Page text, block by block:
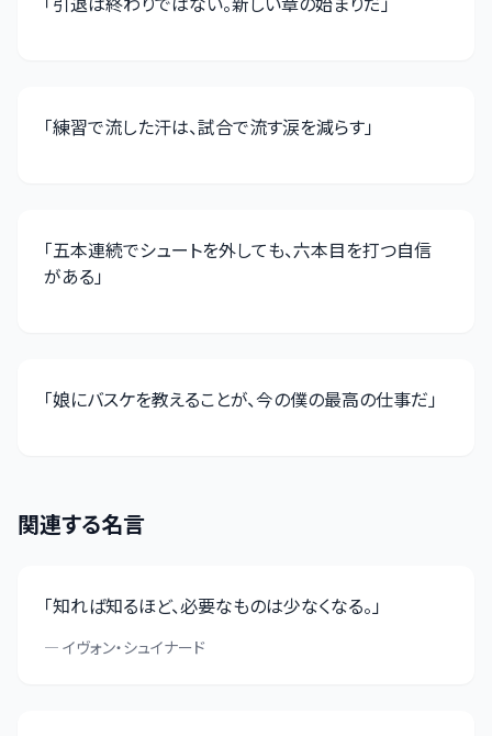
「練習で流した汗は、試合で流す涙を減らす」
「五本連続でシュートを外しても、六本目を打つ自信
がある」
「娘にバスケを教えることが、今の僕の最高の仕事だ」
関連する名言
「知れば知るほど、必要なものは少なくなる。」
— イヴォン・シュイナード